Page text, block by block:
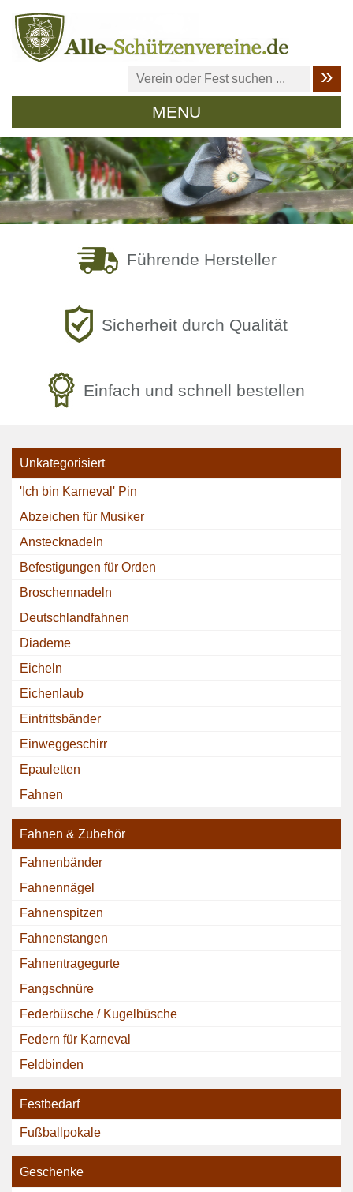
MENU
Führende Hersteller
Sicherheit durch Qualität
Einfach und schnell bestellen
Unkategorisiert
'Ich bin Karneval' Pin
Abzeichen für Musiker
Anstecknadeln
Befestigungen für Orden
Broschennadeln
Deutschlandfahnen
Diademe
Eicheln
Eichenlaub
Eintrittsbänder
Einweggeschirr
Epauletten
Fahnen
Fahnen & Zubehör
Fahnenbänder
Fahnennägel
Fahnenspitzen
Fahnenstangen
Fahnentragegurte
Fangschnüre
Federbüsche / Kugelbüsche
Federn für Karneval
Feldbinden
Festbedarf
Fußballpokale
Geschenke